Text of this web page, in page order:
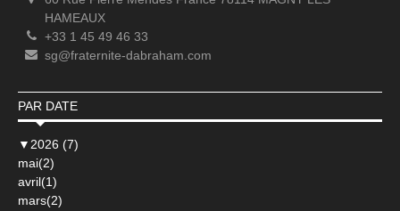
HAMEAUX
+33 1 45 49 46 33
sg@fraternite-dabraham.com
PAR DATE
▼ 2026 (7)
mai(2)
avril(1)
mars(2)